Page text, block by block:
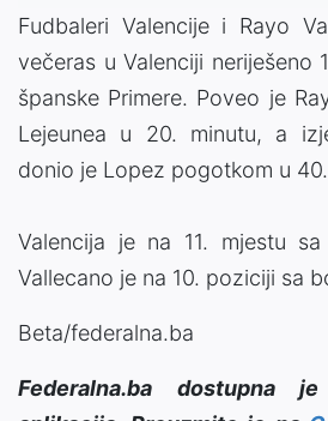
Fudbaleri Valencije i Rayo
večeras u Valenciji neriješeno
španske Primere. Poveo je
Lejeunea u 20. minutu, a
donio je Lopez pogotkom u
Valencija je na 11. mjestu
Vallecano je na 10. poziciji sa
Beta/federalna.ba
Federalna.ba dostupna